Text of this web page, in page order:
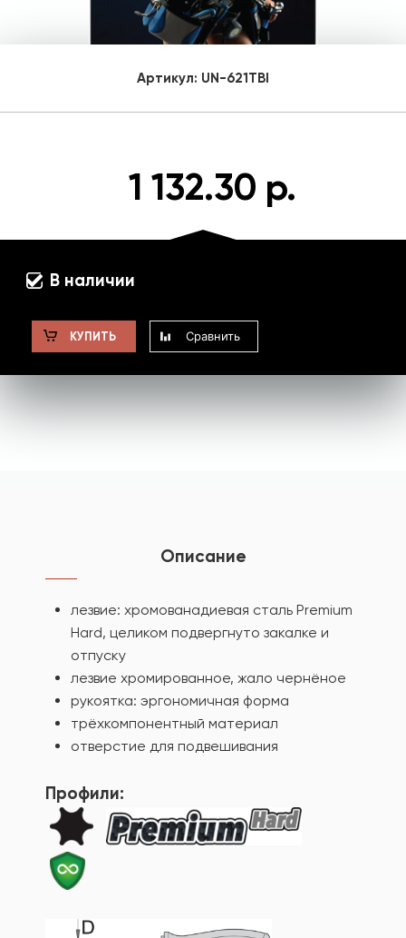
Артикул: UN-621TBI
1 132.30 р.
В наличии
КУПИТЬ Сравнить
Описание
лезвие: хромованадиевая сталь Premium
Hard, целиком подвергнуто закалке и
отпуску
лезвие хромированное, жало чернёное
рукоятка: эргономичная форма
трёхкомпонентный материал
отверстие для подвешивания
Профили: